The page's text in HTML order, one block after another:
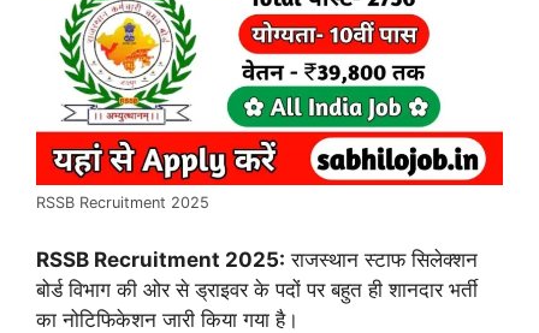
RSSB Recruitment 2025
RSSB Recruitment 2025: राजस्थान स्टाफ सिलेक्शन
बोर्ड विभाग की ओर से ड्राइवर के पदों पर बहुत ही शानदार भर्ती
का नोटिफिकेशन जारी किया गया है।